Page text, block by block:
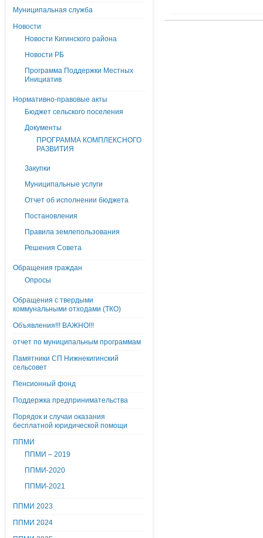
Муниципальная служба
Новости
Новости Кигинского района
Новости РБ
Программа Поддержки Местных
Инициатив
Нормативно-правовые акты
Бюджет сельского поселения
Документы
ПРОГРАММА КОМПЛЕКСНОГО
РАЗВИТИЯ
Закупки
Муниципальные услуги
Отчет об исполнении бюджета
Постановления
Правила землепользования
Решения Совета
Обращения граждан
Опросы
Обращения с твердыми
коммунальными отходами (ТКО)
Объявления!!! ВАЖНО!!!
отчет по муниципальным программам
Памятники СП Нижнекигинский
сельсовет
Пенсионный фонд
Поддержка предпринимательства
Порядок и случаи оказания
бесплатной юридической помощи
ППМИ
ППМИ – 2019
ППМИ-2020
ППМИ-2021
ППМИ 2023
ППМИ 2024